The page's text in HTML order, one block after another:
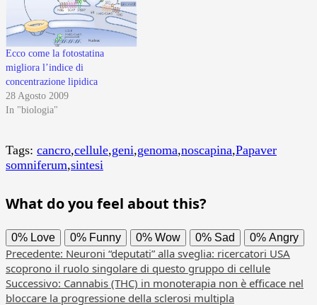
Ecco come la fotostatina
migliora l’indice di
concentrazione lipidica
28 Agosto 2009
In "biologia"
Tags: cancro,cellule,geni,genoma,noscapina,Papaver
somniferum,sintesi
What do you feel about this?
0% Love 0% Funny 0% Wow 0% Sad 0% Angry
Navigazione
articolo
Precedente: Neuroni “deputati” alla sveglia: ricercatori USA
scoprono il ruolo singolare di questo gruppo di cellule
Successivo: Cannabis (THC) in monoterapia non è efficace nel
bloccare la progressione della sclerosi multipla